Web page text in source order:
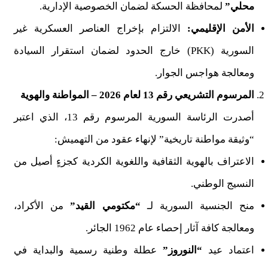
محلي” لمحافظة الحسكة لضمان الخصوصية الإدارية.
الأمن الإقليمي: الالتزام بإخراج العناصر العسكرية غير
السورية (PKK) خارج الحدود لضمان استقرار السيادة
ومعالجة هواجس الجوار.
المرسوم التشريعي رقم 13 لعام 2026 – المواطنة والهوية
أصدرت الرئاسة السورية المرسوم رقم 13، الذي اعتبر
“وثيقة مواطنة تاريخية” لإنهاء عقود من التهميش:
الاعتراف بالهوية الثقافية واللغوية الكردية كجزءٍ أصيل من
النسيج الوطني.
منح الجنسية السورية لـ “مكتومي القيد”من الأكراد،
ومعالجة كافة آثار إحصاء عام 1962 الجائر.
اعتماد عيد “النوروز” عطلة وطنية رسمية والبداية في